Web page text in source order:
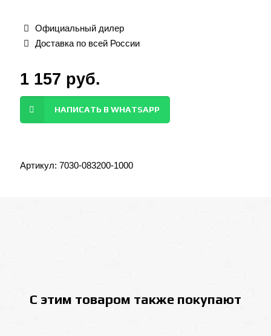
Официальный дилер
Доставка по всей России
1 157 руб.
НАПИСАТЬ В WHATSAPP
Артикул: 7030-083200-1000
С этим товаром также покупают